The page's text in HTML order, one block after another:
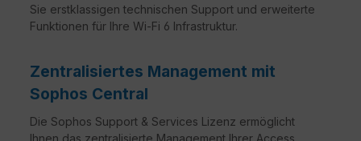
Sie erstklassigen technischen Support und erweiterte
Funktionen für Ihre Wi-Fi 6 Infrastruktur.
Zentralisiertes Management mit
Sophos Central
Die Sophos Support & Services Lizenz ermöglicht
Ihnen das zentralisierte Management Ihrer Access